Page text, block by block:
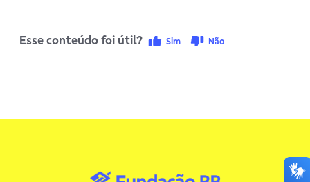
Esse conteúdo foi útil? Sim Não